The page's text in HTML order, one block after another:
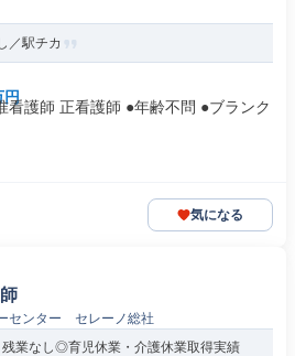
／駅チカ
円
看護師 正看護師 ●年齢不問 ●ブランク
気になる
センター セレーノ総社
残業なし◎育児休業・介護休業取得実績